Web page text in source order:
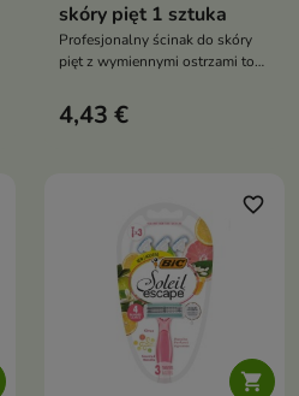
skóry pięt 1 sztuka
Profesjonalny ścinak do skóry
pięt z wymiennymi ostrzami to
usuwania zrogowaciałego
naskórka. Zapewnia precyzyjne
4,43 €

favorite_border